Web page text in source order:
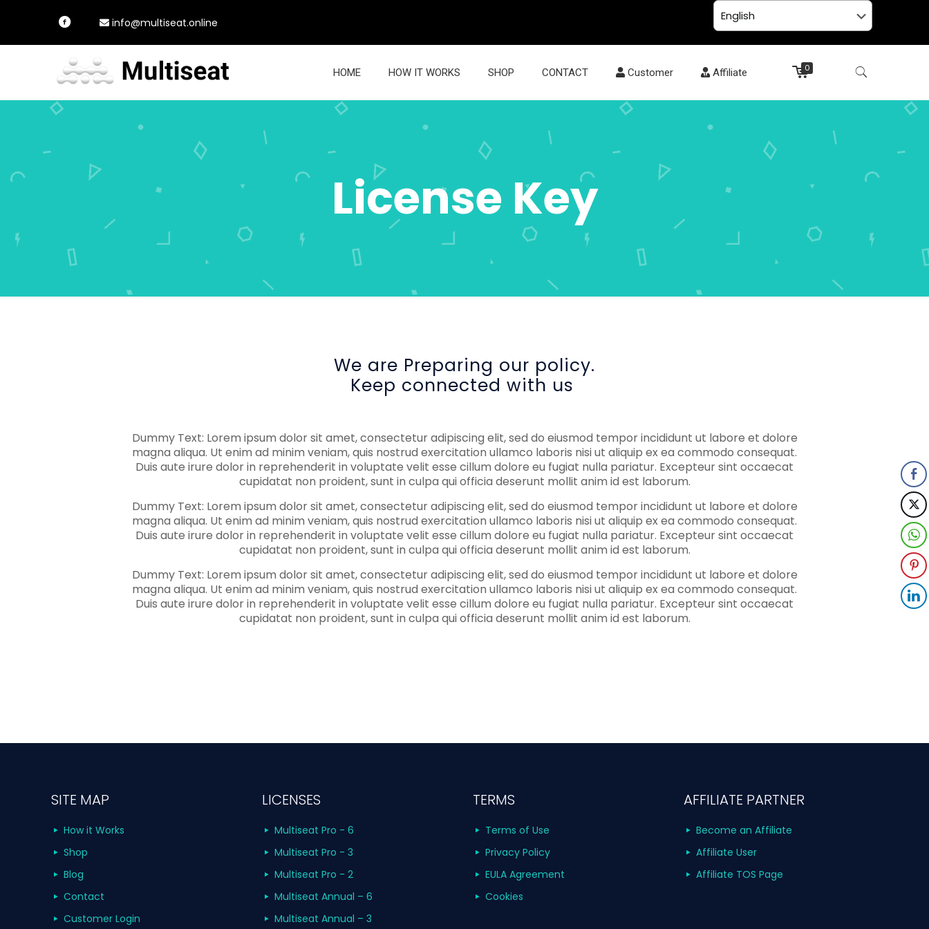
info@multiseat.online
HOME HOW IT WORKS SHOP CONTACT Customer Affiliate 0
License Key
We are Preparing our policy.
Keep connected with us
Dummy Text: Lorem ipsum dolor sit amet, consectetur adipiscing elit, sed do eiusmod tempor incididunt ut labore et dolore
magna aliqua. Ut enim ad minim veniam, quis nostrud exercitation ullamco laboris nisi ut aliquip ex ea commodo consequat.
Duis aute irure dolor in reprehenderit in voluptate velit esse cillum dolore eu fugiat nulla pariatur. Excepteur sint occaecat
cupidatat non proident, sunt in culpa qui officia deserunt mollit anim id est laborum.
Dummy Text: Lorem ipsum dolor sit amet, consectetur adipiscing elit, sed do eiusmod tempor incididunt ut labore et dolore
magna aliqua. Ut enim ad minim veniam, quis nostrud exercitation ullamco laboris nisi ut aliquip ex ea commodo consequat.
Duis aute irure dolor in reprehenderit in voluptate velit esse cillum dolore eu fugiat nulla pariatur. Excepteur sint occaecat
cupidatat non proident, sunt in culpa qui officia deserunt mollit anim id est laborum.
Dummy Text: Lorem ipsum dolor sit amet, consectetur adipiscing elit, sed do eiusmod tempor incididunt ut labore et dolore
magna aliqua. Ut enim ad minim veniam, quis nostrud exercitation ullamco laboris nisi ut aliquip ex ea commodo consequat.
Duis aute irure dolor in reprehenderit in voluptate velit esse cillum dolore eu fugiat nulla pariatur. Excepteur sint occaecat
cupidatat non proident, sunt in culpa qui officia deserunt mollit anim id est laborum.
SITE MAP
How it Works
Shop
Blog
Contact
Customer Login
LICENSES
Multiseat Pro - 6
Multiseat Pro - 3
Multiseat Pro - 2
Multiseat Annual – 6
Multiseat Annual – 3
TERMS
Terms of Use
Privacy Policy
EULA Agreement
Cookies
AFFILIATE PARTNER
Become an Affiliate
Affiliate User
Affiliate TOS Page